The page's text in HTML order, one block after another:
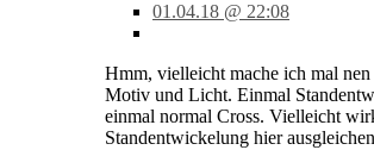
01.04.18 @ 22:08
Hmm, vielleicht mache ich mal
Motiv und Licht. Einmal
einmal normal Cross. Vielleicht
Standentwickelung hier